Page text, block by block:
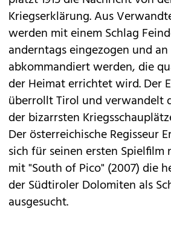
Kriegserklärung. Aus
werden mit einem Schlag
anderntags eingezogen und
abkommandiert werden, die
der Heimat errichtet wird. Der
überrollt Tirol und verwandelt
der bizarrsten
Der österreichische Regisseur
sich für seinen ersten Spielfilm
mit "South of Pico" (2007) die
der Südtiroler Dolomiten als
ausgesucht.